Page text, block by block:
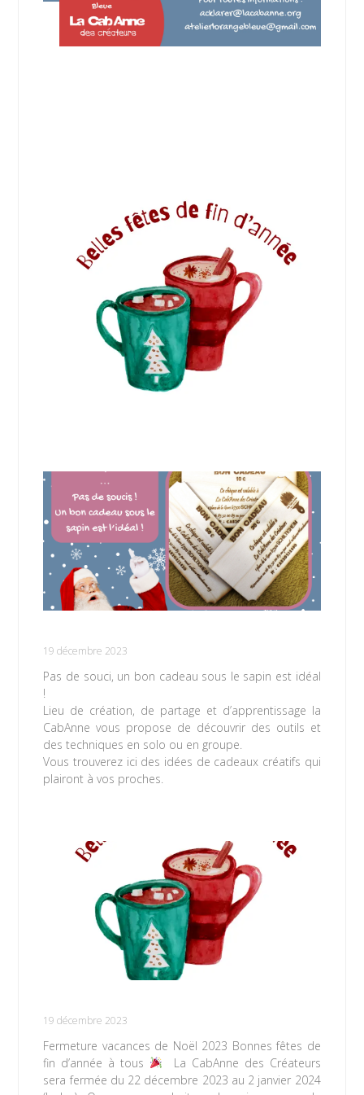
19 décembre 2023
Pas de souci, un bon cadeau sous le sapin est idéal
!
Lieu de création, de partage et d’apprentissage la
CabAnne vous propose de découvrir des outils et
des techniques en solo ou en groupe.
Vous trouverez ici des idées de cadeaux créatifs qui
plairont à vos proches.
19 décembre 2023
Fermeture vacances de Noël 2023 Bonnes fêtes de
fin d’année à tous
La CabAnne des Créateurs
sera fermée du 22 décembre 2023 au 2 janvier 2024